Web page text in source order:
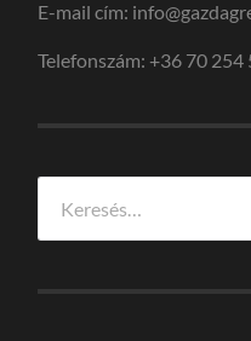
E-mail cím:
Telefonszám: +36 70 254